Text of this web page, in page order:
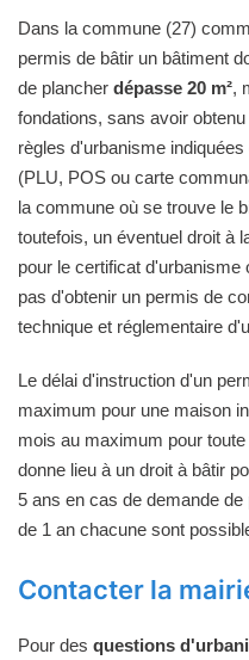
Dans la commune (27)
permis de bâtir un bâtiment
de plancher dépasse 20 m²,
fondations, sans avoir obtenu
règles d'urbanisme
(PLU, POS ou carte
la commune où se trouve le
toutefois, un éventuel droit à
pour le certificat d'urbanisme
pas d'obtenir un permis de
technique et réglementaire
Le délai d'instruction d'un
maximum pour une maison
mois au maximum pour
donne lieu à un droit à bâtir
5 ans en cas de demande
de 1 an chacune sont
Contacter la
Pour des questions